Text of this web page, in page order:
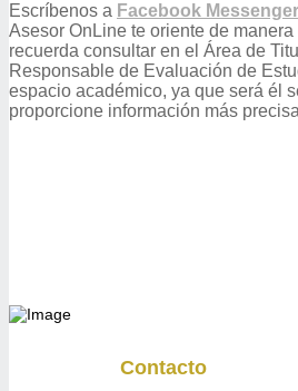
Escríbenos a Facebook Messenger
Asesor OnLine te oriente de
recuerda consultar en el Área de
Responsable de Evaluación de
espacio académico, ya que será él
proporcione información más
Contacto